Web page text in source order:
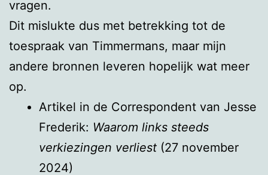
vragen.
Dit mislukte dus met betrekking tot de
toespraak van Timmermans, maar mijn
andere bronnen leveren hopelijk wat meer
op.
Artikel in de Correspondent van Jesse
Frederik: Waarom links steeds
verkiezingen verliest (27 november
2024)